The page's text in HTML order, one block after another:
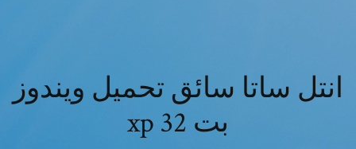
انتل ساتا سائق تحميل ويندوز
xp 32 بت